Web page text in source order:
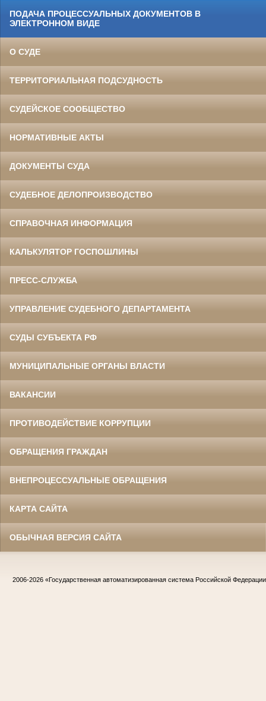
ПОДАЧА ПРОЦЕССУАЛЬНЫХ ДОКУМЕНТОВ В
ЭЛЕКТРОННОМ ВИДЕ
О СУДЕ
ТЕРРИТОРИАЛЬНАЯ ПОДСУДНОСТЬ
СУДЕЙСКОЕ СООБЩЕСТВО
НОРМАТИВНЫЕ АКТЫ
ДОКУМЕНТЫ СУДА
СУДЕБНОЕ ДЕЛОПРОИЗВОДСТВО
СПРАВОЧНАЯ ИНФОРМАЦИЯ
КАЛЬКУЛЯТОР ГОСПОШЛИНЫ
ПРЕСС-СЛУЖБА
УПРАВЛЕНИЕ СУДЕБНОГО ДЕПАРТАМЕНТА
СУДЫ СУБЪЕКТА РФ
МУНИЦИПАЛЬНЫЕ ОРГАНЫ ВЛАСТИ
ВАКАНСИИ
ПРОТИВОДЕЙСТВИЕ КОРРУПЦИИ
ОБРАЩЕНИЯ ГРАЖДАН
ВНЕПРОЦЕССУАЛЬНЫЕ ОБРАЩЕНИЯ
КАРТА САЙТА
ОБЫЧНАЯ ВЕРСИЯ САЙТА
2006-2026 «Государственная автоматизированная система Российской